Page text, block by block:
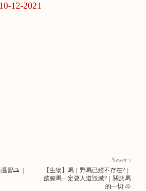
12-2021
Newer
【生物】馬｜野馬已經不存在?｜
跛腳馬一定要人道毀滅?｜關於馬
的一切 🐴
習🌅 ｜